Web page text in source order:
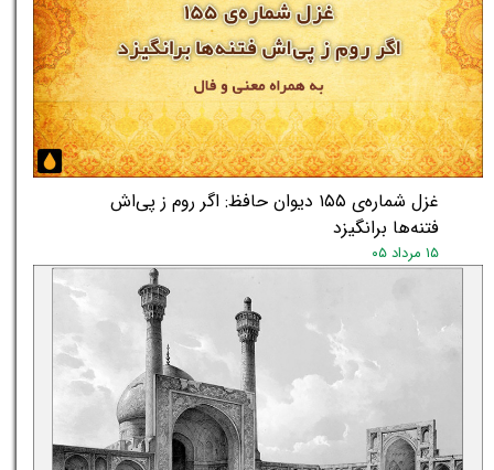
غزل شماره‌ی ۱۵۵ دیوان حافظ: اگر روم ز پی‌اش
فتنه‌ها برانگیزد
۱۵ مرداد ۰۵